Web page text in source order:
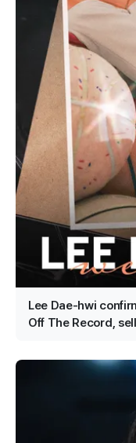
Lee Dae-hwi
Off The Record,